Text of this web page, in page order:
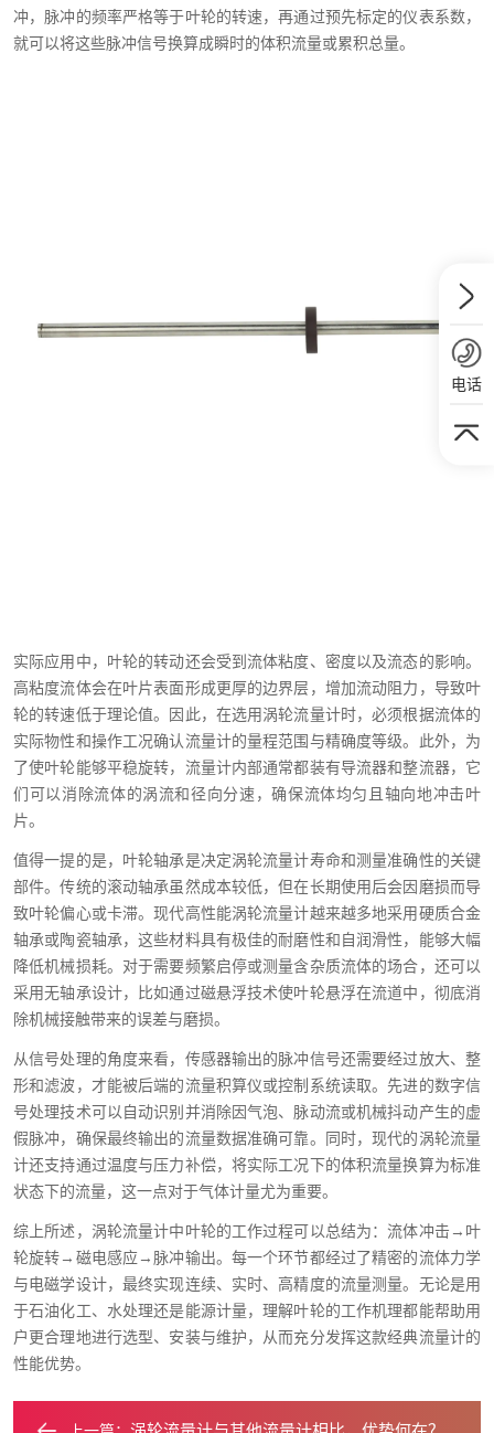
冲，脉冲的频率严格等于叶轮的转速，再通过预先标定的仪表系数，
就可以将这些脉冲信号换算成瞬时的体积流量或累积总量。
实际应用中，叶轮的转动还会受到流体粘度、密度以及流态的影响。
高粘度流体会在叶片表面形成更厚的边界层，增加流动阻力，导致叶
轮的转速低于理论值。因此，在选用涡轮流量计时，必须根据流体的
实际物性和操作工况确认流量计的量程范围与精确度等级。此外，为
了使叶轮能够平稳旋转，流量计内部通常都装有导流器和整流器，它
们可以消除流体的涡流和径向分速，确保流体均匀且轴向地冲击叶
片。
值得一提的是，叶轮轴承是决定涡轮流量计寿命和测量准确性的关键
部件。传统的滚动轴承虽然成本较低，但在长期使用后会因磨损而导
致叶轮偏心或卡滞。现代高性能涡轮流量计越来越多地采用硬质合金
轴承或陶瓷轴承，这些材料具有极佳的耐磨性和自润滑性，能够大幅
降低机械损耗。对于需要频繁启停或测量含杂质流体的场合，还可以
采用无轴承设计，比如通过磁悬浮技术使叶轮悬浮在流道中，彻底消
除机械接触带来的误差与磨损。
从信号处理的角度来看，传感器输出的脉冲信号还需要经过放大、整
形和滤波，才能被后端的流量积算仪或控制系统读取。先进的数字信
号处理技术可以自动识别并消除因气泡、脉动流或机械抖动产生的虚
假脉冲，确保最终输出的流量数据准确可靠。同时，现代的涡轮流量
计还支持通过温度与压力补偿，将实际工况下的体积流量换算为标准
状态下的流量，这一点对于气体计量尤为重要。
综上所述，涡轮流量计中叶轮的工作过程可以总结为：流体冲击→叶
轮旋转→磁电感应→脉冲输出。每一个环节都经过了精密的流体力学
与电磁学设计，最终实现连续、实时、高精度的流量测量。无论是用
于石油化工、水处理还是能源计量，理解叶轮的工作机理都能帮助用
户更合理地进行选型、安装与维护，从而充分发挥这款经典流量计的
性能优势。
电话